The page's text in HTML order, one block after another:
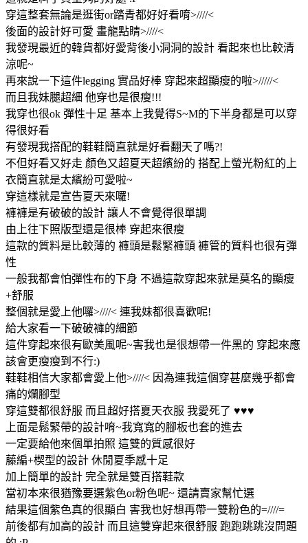
穿這整套無論是逛街or踏青都好好看唷>////<
後面的設計好可愛 畫龍點睛>////<
我發現最近的韓貨都好愛背後小洞洞的設計 看起來也比較清
涼呢~
再來說一下這件legging 實品好棒 穿起來超顯瘦的啦>/////<
而且我妹腿超細 他穿也是很瘦!!!
我穿也很ok 彈性十足 基本上我覺得S~M的下半身都是可以穿
得很好看
有發現我搭配的鞋鞋簡直就是好看翻天了嗎?!
不但好看又好走 顏色又超夏天超繽紛的 搭配上螢光粉紅的上
衣簡直就是太繽紛可愛啦~
穿這樣就是宣告夏天來囉!
褲褲是有破破的設計 讓人不會覺得很單調
由上往下照版型還是很棒 穿起來很瘦
這款的質料是比較薄的 褲頭是鬆緊褲頭 褲管的質料也很有彈
性
一般我都會怕彈性布的下身 不過這款穿起來就是莫名的顯瘦
+舒服
整個就是愛上他囉>////< 連我妹都很喜歡呢!
給大家看一下破破褲的細節
這件穿起來很有歐美風呢~害我也是很想帶一件黑的 穿起來應
該會更瘦瘦到不行:)
鞋鞋相信大家都會愛上他>////< 因為連我這個穿甚麼幾乎都會
痛的爛腳型
穿這雙都很舒服 而且超好搭夏天衣服 我愛死了 ♥♥♥
上面是鬆緊帶的設計唷~我寬寬的腳板也套的進去
一定要給他來個單拍照 這雙的質感很好
藤編+楔型的設計 休閒夏季感十足
加上簡單的設計 完全就是雙百搭鞋款
當初本來很猶豫要選紫色or粉色呢~ 還請賣家幫忙選
結果這個紫色真的很顯白 害我也好想再帶一雙粉色的=////=
前後都有加高的設計 而且這雙穿起來很舒服 跑跑跳跳沒問題